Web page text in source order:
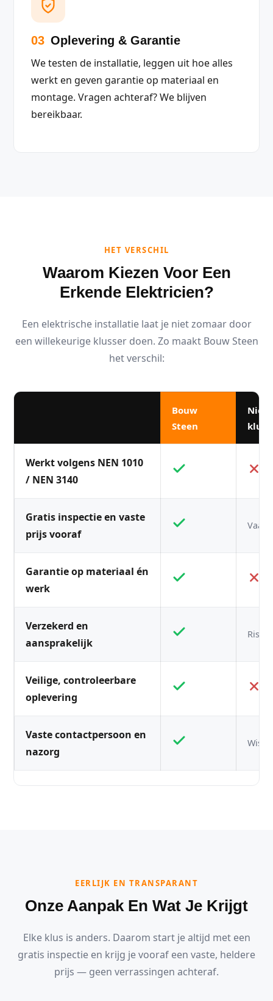
03 Oplevering & Garantie
We testen de installatie, leggen uit hoe alles
werkt en geven garantie op materiaal en
montage. Vragen achteraf? We blijven
bereikbaar.
HET VERSCHIL
Waarom Kiezen Voor Een
Erkende Elektricien?
Een elektrische installatie laat je niet zomaar door
een willekeurige klusser doen. Zo maakt Bouw Steen
het verschil:
Bouw
Steen
Niet-
Werkt volgens NEN 1010
/ NEN 3140
Gratis inspectie en vaste
prijs vooraf
Vaak
Garantie op materiaal én
werk
Verzekerd en
aansprakelijk
Veilige, controleerbare
oplevering
Vaste contactpersoon en
nazorg
EERLIJK EN TRANSPARANT
Onze Aanpak En Wat Je Krijgt
Elke klus is anders. Daarom start je altijd met een
gratis inspectie en krijg je vooraf een vaste, heldere
prijs — geen verrassingen achteraf.